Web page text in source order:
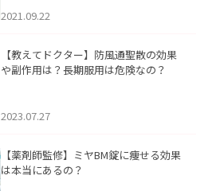
2021.09.22
【教えてドクター】防風通聖散の効果
や副作用は？長期服用は危険なの？
2023.07.27
【薬剤師監修】ミヤBM錠に痩せる効果
は本当にあるの？